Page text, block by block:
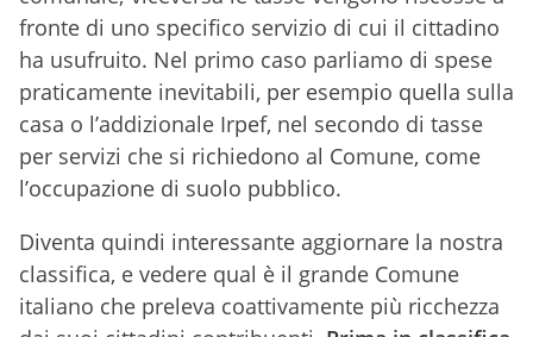
fronte di uno specifico servizio di cui il cittadino
ha usufruito. Nel primo caso parliamo di spese
praticamente inevitabili, per esempio quella sulla
casa o l’addizionale Irpef, nel secondo di tasse
per servizi che si richiedono al Comune, come
l’occupazione di suolo pubblico.
Diventa quindi interessante aggiornare la nostra
classifica, e vedere qual è il grande Comune
italiano che preleva coattivamente più ricchezza